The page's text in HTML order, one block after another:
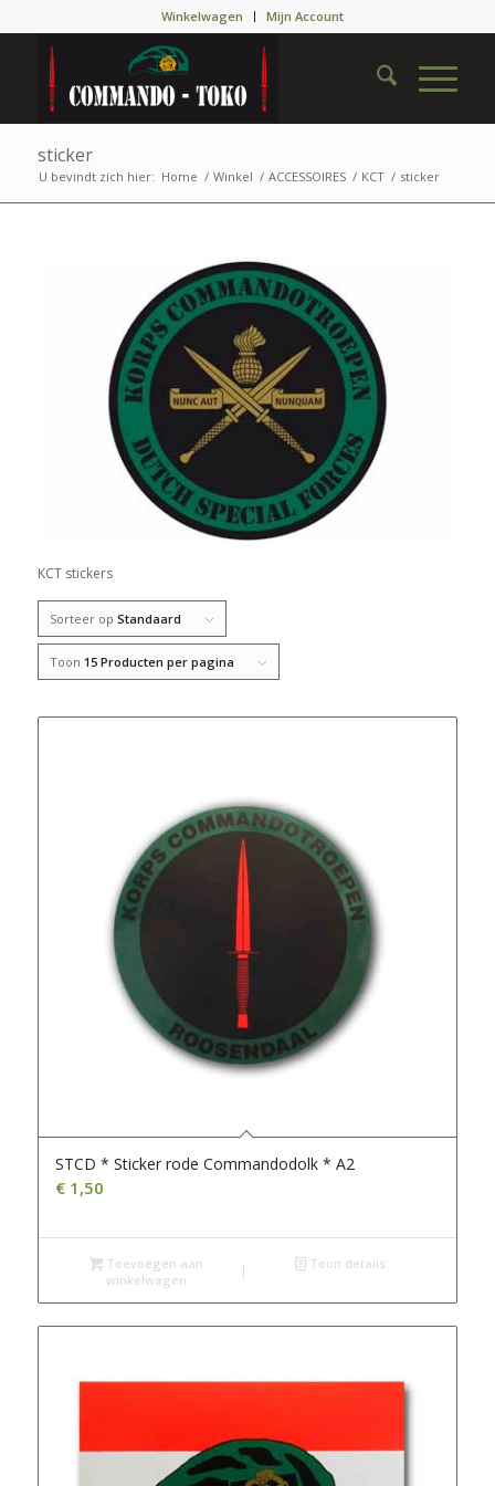
Winkelwagen Mijn Account
sticker
U bevindt zich hier: Home / Winkel / ACCESSOIRES / KCT / sticker
KCT stickers
Sorteer op Standaard
Toon 15 Producten per pagina
STCD * Sticker rode Commandodolk * A2
€1,50
Toevoegen aan
winkelwagen
Toon details